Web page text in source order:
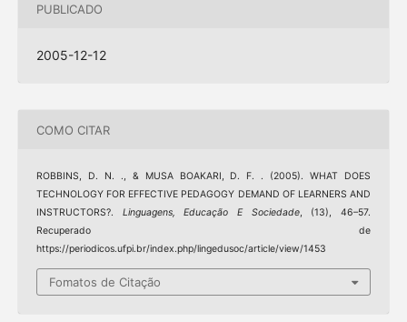
PUBLICADO
2005-12-12
COMO CITAR
ROBBINS, D. N. ., & MUSA BOAKARI, D. F. . (2005). WHAT DOES
TECHNOLOGY FOR EFFECTIVE PEDAGOGY DEMAND OF LEARNERS AND
INSTRUCTORS?. Linguagens, Educação E Sociedade, (13), 46–57.
Recuperado de
https://periodicos.ufpi.br/index.php/lingedusoc/article/view/1453
Fomatos de Citação